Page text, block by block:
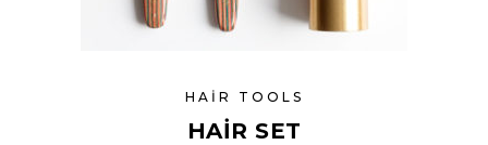
HAIR TOOLS
HAIR SET